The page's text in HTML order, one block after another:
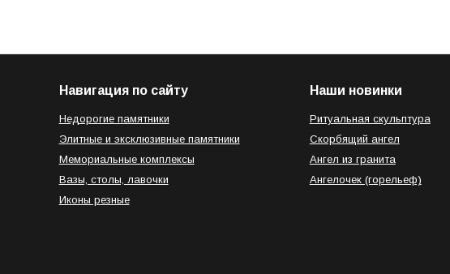
Навигация по сайту
Недорогие памятники
Элитные и эксклюзивные памятники
Мемориальные комплексы
Вазы, столы, лавочки
Иконы резные
Наши новинки
Ритуальная скульптура
Скорбящий ангел
Ангел из гранита
Ангелочек (горельеф)